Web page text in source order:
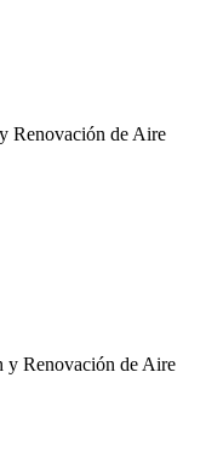
Renovación de Aire
y Renovación de Aire